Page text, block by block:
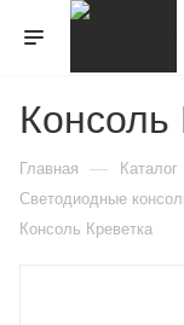
Консоль
Главная — Каталог
Светодиодные
Консоль Креветка